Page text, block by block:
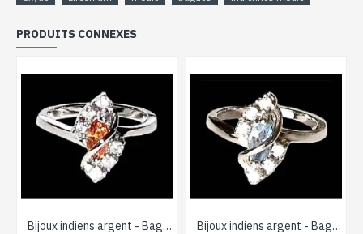
PRODUITS CONNEXES
Bijoux indiens argent - Bague indienne oxyde de Zirconium Bijoux indiens argent - Bague indienne oxyde de Zirconium